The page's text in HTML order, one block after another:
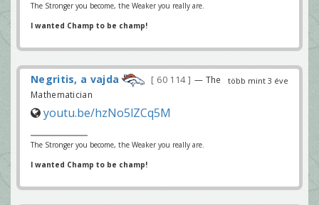
The Stronger you become, the Weaker you really are.
I wanted Champ to be champ!
több mint 3 éve
Negritis, a vajda 60 114
— The
Mathematician
youtu.be/hzNo5lZCq5M
The Stronger you become, the Weaker you really are.
I wanted Champ to be champ!